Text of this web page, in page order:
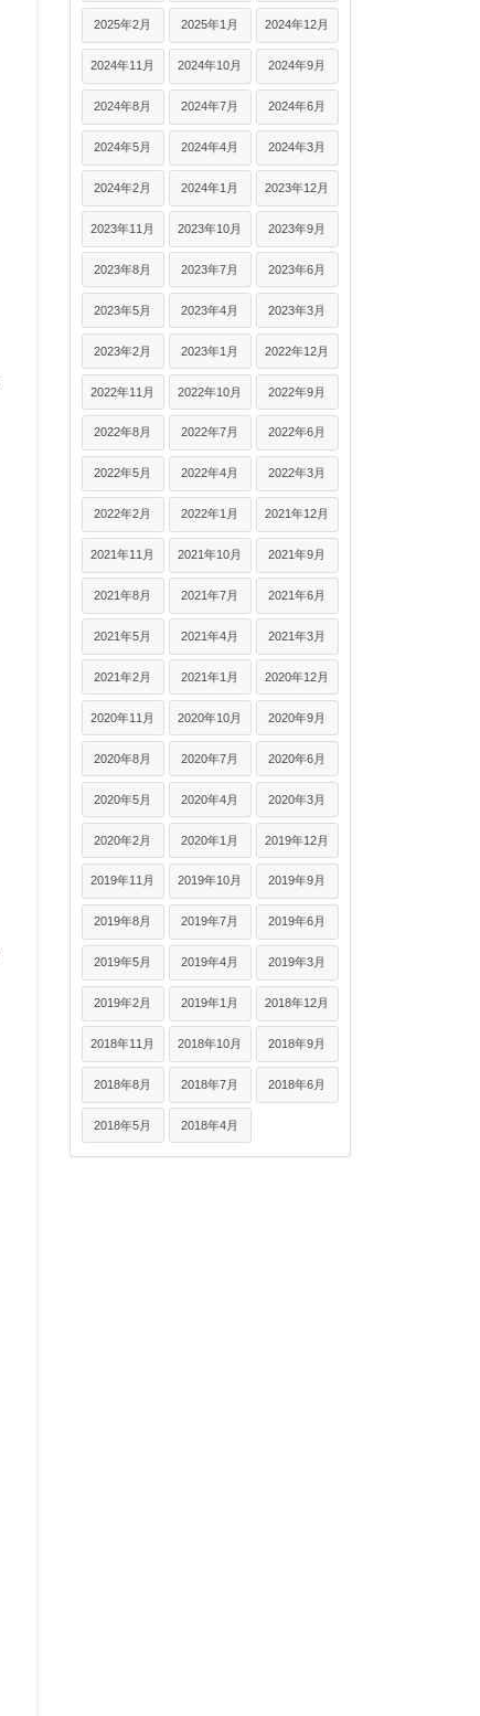
2025年2月 2025年1月 2024年12月
2024年11月 2024年10月 2024年9月
2024年8月 2024年7月 2024年6月
2024年5月 2024年4月 2024年3月
2024年2月 2024年1月 2023年12月
2023年11月 2023年10月 2023年9月
2023年8月 2023年7月 2023年6月
2023年5月 2023年4月 2023年3月
2023年2月 2023年1月 2022年12月
2022年11月 2022年10月 2022年9月
2022年8月 2022年7月 2022年6月
2022年5月 2022年4月 2022年3月
2022年2月 2022年1月 2021年12月
2021年11月 2021年10月 2021年9月
2021年8月 2021年7月 2021年6月
2021年5月 2021年4月 2021年3月
2021年2月 2021年1月 2020年12月
2020年11月 2020年10月 2020年9月
2020年8月 2020年7月 2020年6月
2020年5月 2020年4月 2020年3月
2020年2月 2020年1月 2019年12月
2019年11月 2019年10月 2019年9月
2019年8月 2019年7月 2019年6月
2019年5月 2019年4月 2019年3月
2019年2月 2019年1月 2018年12月
2018年11月 2018年10月 2018年9月
2018年8月 2018年7月 2018年6月
2018年5月 2018年4月